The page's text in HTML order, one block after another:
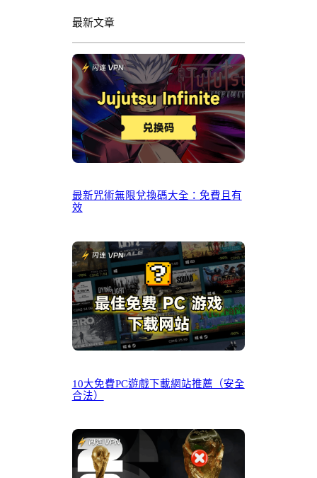
最新文章
最新咒術無限兌換碼大全：免費且有
效
10大免費PC遊戲下載網站推薦（安全
合法）